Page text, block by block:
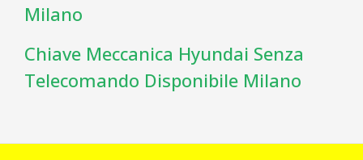
Milano
Chiave Meccanica Hyundai Senza
Telecomando Disponibile Milano